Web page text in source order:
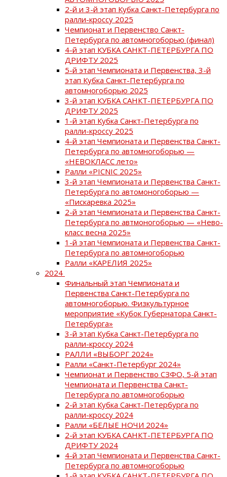
2-й и 3-й этап Кубка Санкт-Петербурга по
ралли-кроссу 2025
Чемпионат и Первенство Санкт-
Петербурга по автомногоборью (финал)
4-й этап КУБКА САНКТ-ПЕТЕРБУРГА ПО
ДРИФТУ 2025
5-й этап Чемпионата и Первенства, 3-й
этап Кубка Санкт-Петербурга по
автомногоборью 2025
3-й этап КУБКА САНКТ-ПЕТЕРБУРГА ПО
ДРИФТУ 2025
1-й этап Кубка Санкт-Петербурга по
ралли-кроссу 2025
4-й этап Чемпионата и Первенства Санкт-
Петербурга по автомногоборью —
«НЕВОКЛАСС лето»
Ралли «PICNIC 2025»
3-й этап Чемпионата и Первенства Санкт-
Петербурга по автомоногоборью —
«Пискаревка 2025»
2-й этап Чемпионата и Первенства Санкт-
Петербурга по автмоногоборью — «Нево-
класс весна 2025»
1-й этап Чемпионата и Первенства Санкт-
Петербурга по автомногоборью
Ралли «КАРЕЛИЯ 2025»
2024
Финальный этап Чемпионата и
Первенства Санкт-Петербурга по
автомногоборью. Физкультурное
мероприятие «Кубок Губернатора Санкт-
Петербурга»
3-й этап Кубка Санкт-Петербурга по
ралли-кроссу 2024
РАЛЛИ «ВЫБОРГ 2024»
Ралли «Санкт-Петербург 2024»
Чемпионат и Первенство СЗФО, 5-й этап
Чемпионата и Первенства Санкт-
Петербурга по автомногоборью
2-й этап Кубка Санкт-Петербурга по
ралли-кроссу 2024
Ралли «БЕЛЫЕ НОЧИ 2024»
2-й этап КУБКА САНКТ-ПЕТЕРБУРГА ПО
ДРИФТУ 2024
4-й этап Чемпионата и Первенства Санкт-
Петербурга по автомногоборью